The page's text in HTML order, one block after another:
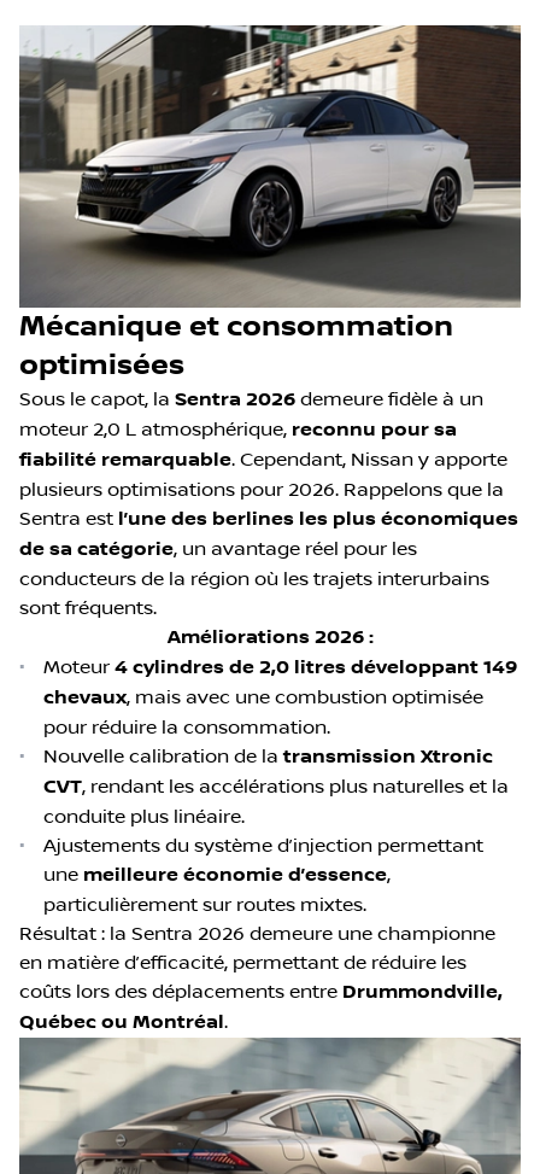
Mécanique et consommation
optimisées
Sous le capot, la Sentra 2026 demeure fidèle à un
moteur 2,0 L atmosphérique, reconnu pour sa
fiabilité remarquable. Cependant, Nissan y apporte
plusieurs optimisations pour 2026. Rappelons que la
Sentra est l’une des berlines les plus économiques
de sa catégorie, un avantage réel pour les
conducteurs de la région où les trajets interurbains
sont fréquents.
Améliorations 2026 :
• Moteur 4 cylindres de 2,0 litres développant 149
chevaux, mais avec une combustion optimisée
pour réduire la consommation.
•
Nouvelle calibration de latransmission Xtronic
CVT, rendant les accélérations plus naturelles et la
conduite plus linéaire.
•
Ajustements du système d’injection permettant
une meilleure économie d’essence,
particulièrement sur routes mixtes.
Résultat : la Sentra 2026 demeure une championne
en matière d’efficacité, permettant de réduire les
coûts lors des déplacements entre Drummondville,
Québec ou Montréal.